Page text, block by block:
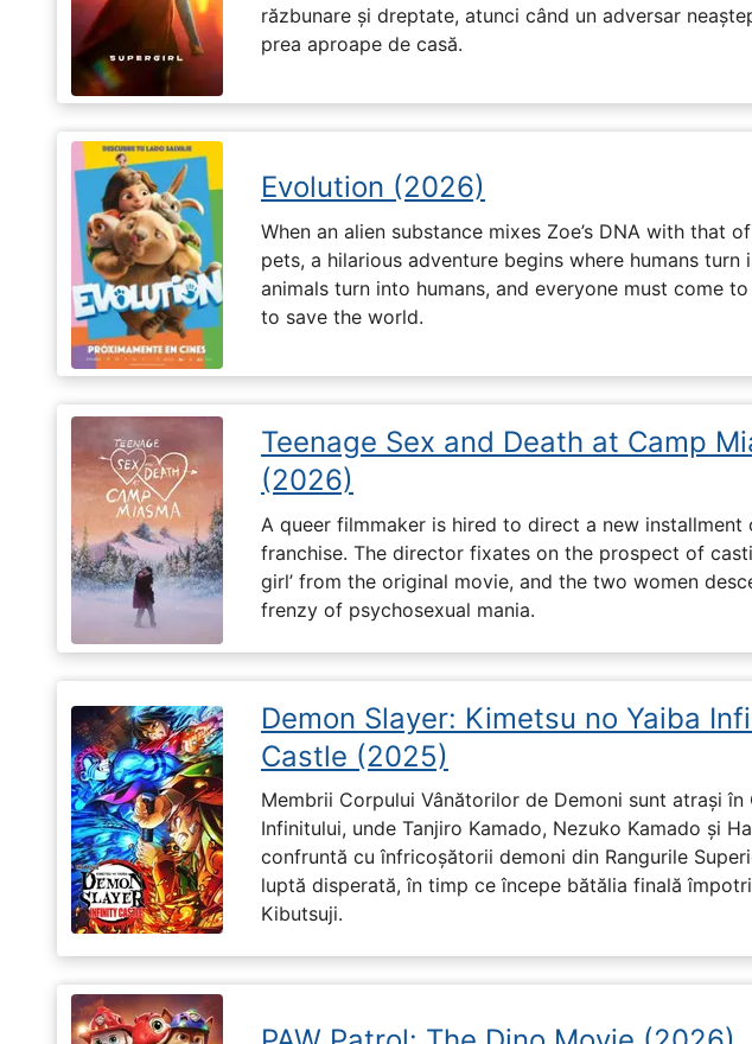
răzbunare și dreptate, atunci când un adversar
prea aproape de casă.
Evolution (2026)
When an alien substance mixes Zoe’s DNA with that
pets, a hilarious adventure begins where humans turn
animals turn into humans, and everyone must come
to save the world.
Teenage Sex and Death at Camp
(2026)
A queer filmmaker is hired to direct a new installment
franchise. The director fixates on the prospect of
girl’ from the original movie, and the two women
frenzy of psychosexual mania.
Demon Slayer: Kimetsu no Yaiba
Castle (2025)
Membrii Corpului Vânătorilor de Demoni sunt atrași în
Infinitului, unde Tanjiro Kamado, Nezuko Kamado și
confruntă cu înfricoșătorii demoni din Rangurile
luptă disperată, în timp ce începe bătălia finală
Kibutsuji.